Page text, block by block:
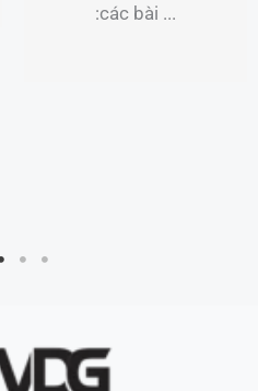
:các bài ...